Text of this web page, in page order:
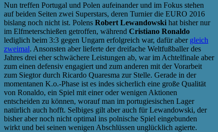
Nun treffen Portugal und Polen aufeinander und im Fokus stehen
auf beiden Seiten zwei Superstars, deren Turnier die EURO 2016
bislang noch nicht ist. Polens Robert Lewandowski hat bisher nur
im Elfmeterschießen getroffen, während Cristiano Ronaldo
lediglich beim 3:3 gegen Ungarn erfolgreich war, dafür aber gleich
zweimal. Ansonsten aber lieferte der dreifache Weltfußballer des
Jahres drei eher schwächere Leistungen ab, war im Achtelfinale aber
zum einen defensiv engagiert und zum anderen mit der Vorarbeit
zum Siegtor durch Ricardo Quaresma zur Stelle. Gerade in der
momentanen K.o.-Phase ist es indes sicherlich eine große Qualität
von Ronaldo, ein Spiel mit einer oder wenigen Aktionen
entscheiden zu können, worauf man im portugiesischen Lager
natürlich auch hofft. Selbiges gilt aber auch für Lewandowski, der
bisher aber noch nicht optimal ins polnische Spiel eingebunden
wirkt und bei seinen wenigen Abschlüssen unglücklich agierte.